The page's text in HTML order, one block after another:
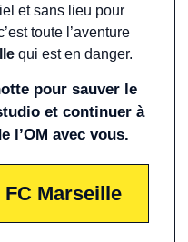
et sans lieu pour
toute l’aventure
qui est en danger.
pour sauver le
et continuer à
l’OM avec vous.
Marseille